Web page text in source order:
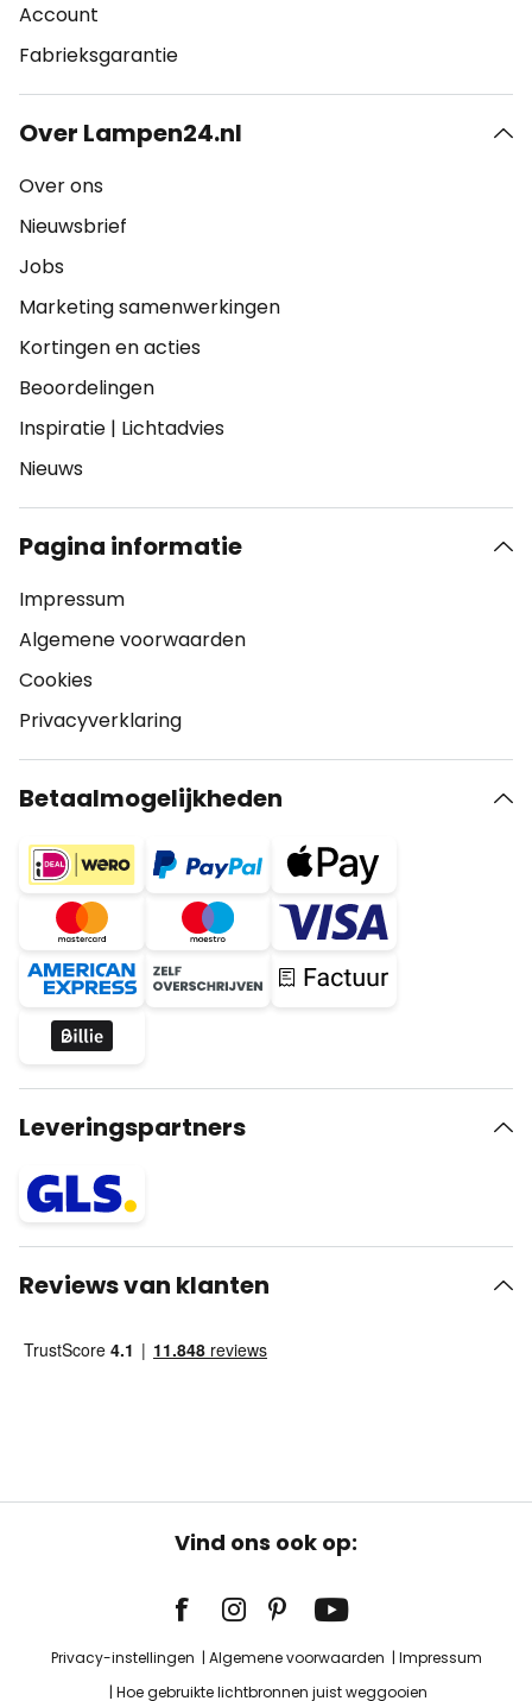
Account
Fabrieksgarantie
Over Lampen24.nl
Over ons
Nieuwsbrief
Jobs
Marketing samenwerkingen
Kortingen en acties
Beoordelingen
Inspiratie | Lichtadvies
Nieuws
Pagina informatie
Impressum
Algemene voorwaarden
Cookies
Privacyverklaring
Betaalmogelijkheden
Leveringspartners
Reviews van klanten
Vind ons ook op:
Privacy-instellingen Algemene voorwaarden
Impressum
Hoe gebruikte lichtbronnen juist weggooien